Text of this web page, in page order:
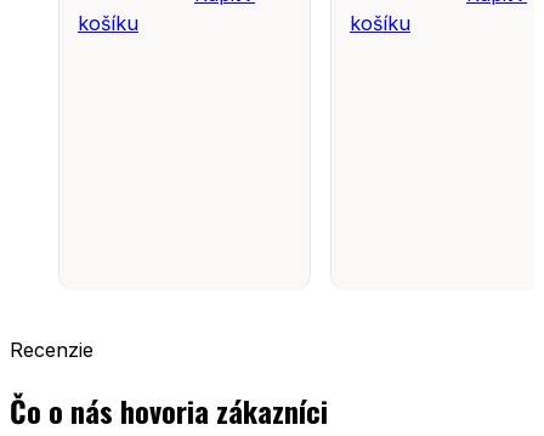
košíku
košíku
Recenzie
Čo o nás hovoria zákazníci